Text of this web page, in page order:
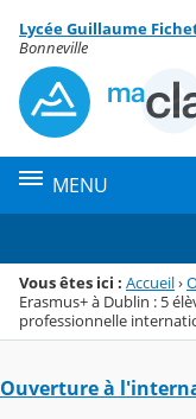
Menu de la
Contenu
Lycée Guillaume
Bonneville
MENU
Vous êtes ici : Accueil›
Erasmus+ à Dublin : 5
professionnelle
Ouverture à